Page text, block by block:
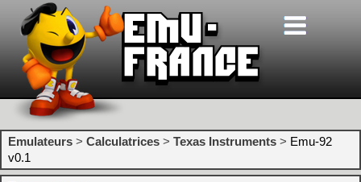
Emulateurs > Calculatrices > Texas Instruments > Emu-92
v0.1